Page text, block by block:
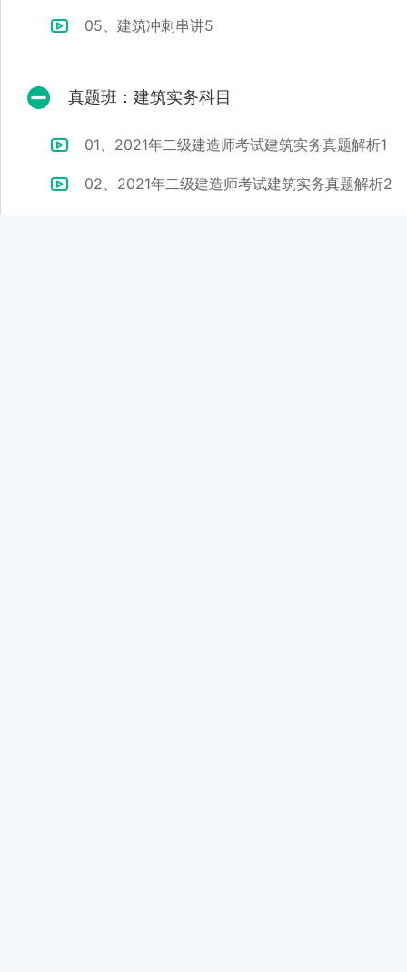
05、建筑冲刺串讲5
真题班：建筑实务科目
01、2021年二级建造师考试建筑实务真题解析1
02、2021年二级建造师考试建筑实务真题解析2